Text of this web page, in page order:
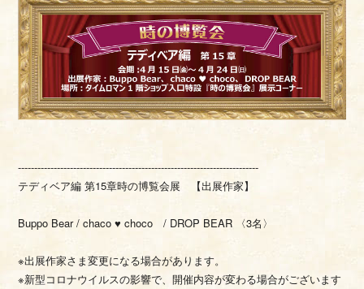
--------------------------------------------------------------------------
テディベア編 第15章時の博覧会展 【出展作家】
Buppo Bear / chaco ♥ choco / DROP BEAR 〈3名〉
※出展作家さま変更になる場合があります。
※新型コロナウイルスの影響で、開催内容が変わる場合がございます